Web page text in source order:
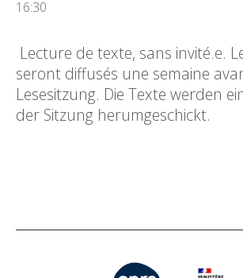
16:30
Lecture de texte, sans invité.e.
seront diffusés une semaine
Lesesitzung. Die Texte werden
der Sitzung herumgeschickt.